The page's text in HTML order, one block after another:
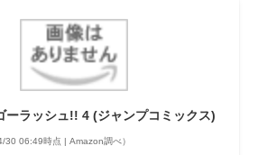
ラッシュ!! 4 (ジャンプコミックス)
30 06:49時点 | Amazon調べ）